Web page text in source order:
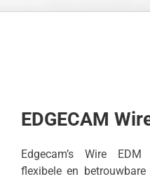
EDGECAM
Edgecam’s Wire
flexibele en